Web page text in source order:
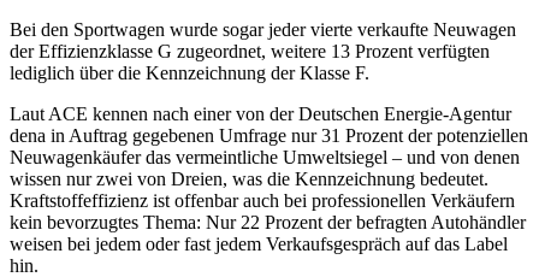
Bei den Sportwagen wurde sogar jeder vierte verkaufte Neuwagen
der Effizienzklasse G zugeordnet, weitere 13 Prozent verfügten
lediglich über die Kennzeichnung der Klasse F.
Laut ACE kennen nach einer von der Deutschen Energie-Agentur
dena in Auftrag gegebenen Umfrage nur 31 Prozent der potenziellen
Neuwagenkäufer das vermeintliche Umweltsiegel – und von denen
wissen nur zwei von Dreien, was die Kennzeichnung bedeutet.
Kraftstoffeffizienz ist offenbar auch bei professionellen Verkäufern
kein bevorzugtes Thema: Nur 22 Prozent der befragten Autohändler
weisen bei jedem oder fast jedem Verkaufsgespräch auf das Label
hin.